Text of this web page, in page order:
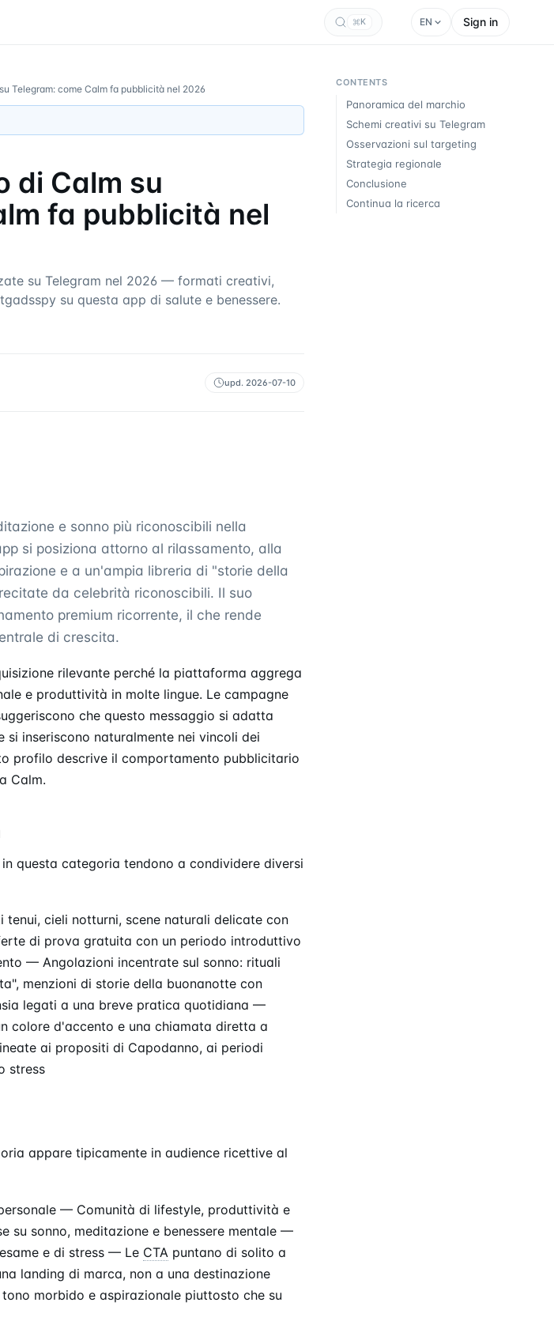
K EN Sign in
Telegram: come Calm fa pubblicità nel 2026
di Calm su
fa pubblicità nel
su Telegram nel 2026 — formati creativi,
su questa app di salute e benessere.
upd. 2026-07-10
e sonno più riconoscibili nella
si posiziona attorno al rilassamento, alla
e a un'ampia libreria di "storie della
da celebrità riconoscibili. Il suo
premium ricorrente, il che rende
di crescita.
rilevante perché la piattaforma aggrega
e produttività in molte lingue. Le campagne
che questo messaggio si adatta
inseriscono naturalmente nei vincoli dei
profilo descrive il comportamento pubblicitario
Calm.
questa categoria tendono a condividere diversi
cieli notturni, scene naturali delicate con
di prova gratuita con un periodo introduttivo
— Angolazioni incentrate sul sonno: rituali
menzioni di storie della buonanotte con
legati a una breve pratica quotidiana —
colore d'accento e una chiamata diretta a
ai propositi di Capodanno, ai periodi
stress
appare tipicamente in audience ricettive al
— Comunità di lifestyle, produttività e
su sonno, meditazione e benessere mentale —
e di stress — Le CTA puntano di solito a
landing di marca, non a una destinazione
morbido e aspirazionale piuttosto che su
CONTENTS
Panoramica del marchio
Schemi creativi su Telegram
Osservazioni sul targeting
Strategia regionale
Conclusione
Continua la ricerca